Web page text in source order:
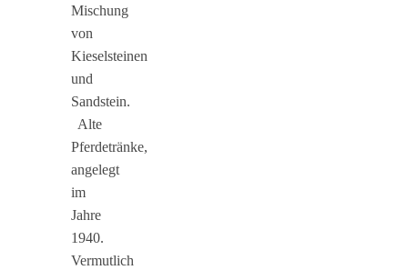
Mischung
von
Kieselsteinen
und
Sandstein.
Alte
Pferdetränke,
angelegt
im
Jahre
1940.
Vermutlich